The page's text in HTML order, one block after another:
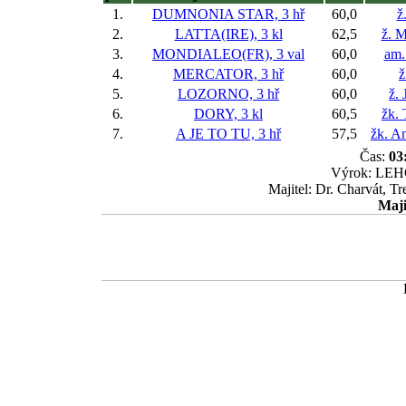
1.
DUMNONIA STAR, 3 hř 60,0
2.
LATTA(IRE), 3 kl 62,5
ž.
3.
MONDIALEO(FR), 3 val 60,0
4.
MERCATOR, 3 hř 60,0
5.
LOZORNO, 3 hř 60,0
ž.
6.
DORY, 3 kl 60,5
žk.
7.
A JE TO TU, 3 hř 57,5
žk.
Čas:
Výrok:
Majitel: Dr. Charvát,